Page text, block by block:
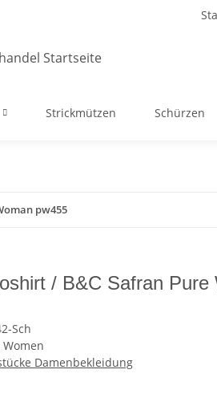
Strickmützen Schürzen
pw455
/ B&C Safran Pure
Sch
Damenbekleidung